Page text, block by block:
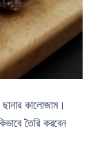
কালোজাম।
তৈরি করবেন